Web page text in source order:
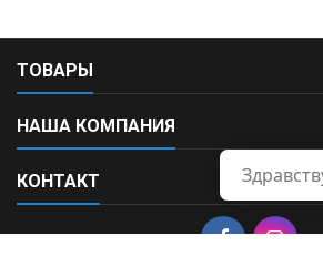
ТОВАРЫ
НАША КОМПАНИЯ
КОНТАКТ